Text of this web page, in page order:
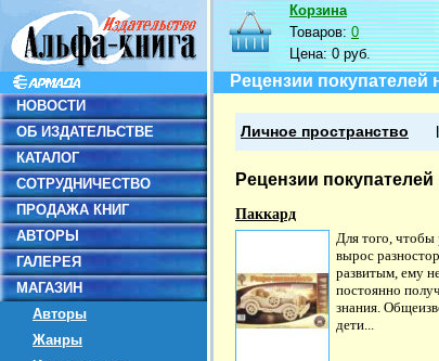
НОВОСТИ
ОБ ИЗДАТЕЛЬСТВЕ
КАТАЛОГ
СОТРУДНИЧЕСТВО
ПРОДАЖА КНИГ
АВТОРЫ
ГАЛЕРЕЯ
МАГАЗИН
Авторы
Жанры
Корзина
Товаров:0
Цена:0 руб.
Рецензии покупателей
Личное пространство
Рецензии
Паккард
Для того, чтобы
вырос
развитым, ему
постоянно
знания.
дети...